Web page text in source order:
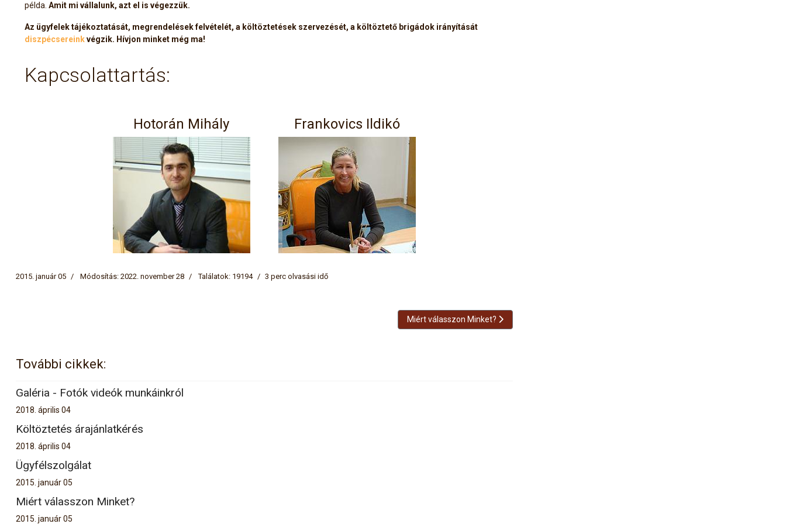
példa. Amit mi vállalunk, azt el is végezzük.
Az ügyfelek tájékoztatását, megrendelések felvételét, a költöztetések szervezését, a költöztető brigádok irányítását
diszpécsereinkvégzik. Hívjon minket még ma!
Kapcsolattartás:
Hotorán Mihály Frankovics Ildikó
2015. január 05 Módosítás: 2022. november 28 Találatok: 19194 3 perc olvasási idő
Következő cikk: Miért válasszon Minket?
Miért válasszon Minket?
További cikkek:
Galéria - Fotók videók munkáinkról
2018. április 04
Költöztetés árajánlatkérés
2018. április 04
Ügyfélszolgálat
2015. január 05
Miért válasszon Minket?
2015. január 05